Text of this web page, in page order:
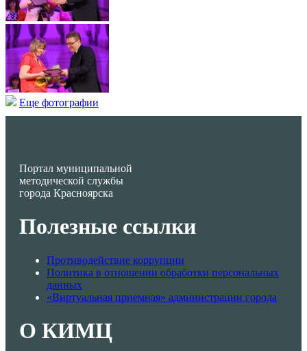
Еще фотографии
Портал муниципальной
методической службы
города Красноярска
Полезные ссылки
Противодействие коррупции
Политика в отношении обработки персональных
данных
«Виртуальная приемная» администрации города
О КИМЦ